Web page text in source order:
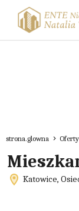
strona.glowna Oferty
Katowice,